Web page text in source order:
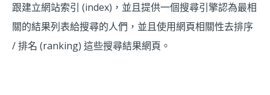
跟建立網站索引 (index)，並且提供一個搜尋引擎認為最相
關的結果列表給搜尋的人們，並且使用網頁相關性去排序
/ 排名 (ranking) 這些搜尋結果網頁。